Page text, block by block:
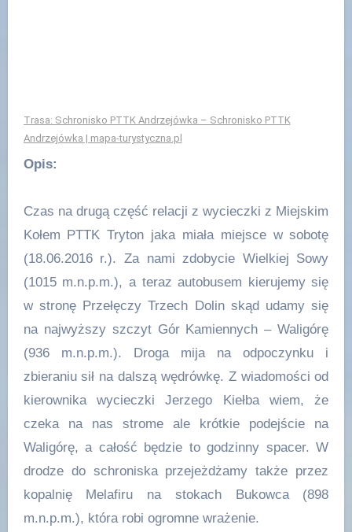
Trasa: Schronisko PTTK Andrzejówka – Schronisko PTTK
Andrzejówka | mapa-turystyczna.pl
Opis:
Czas na drugą część relacji z wycieczki z Miejskim
Kołem PTTK Tryton jaka miała miejsce w sobotę
(18.06.2016 r.). Za nami zdobycie Wielkiej Sowy
(1015 m.n.p.m.), a teraz autobusem kierujemy się
w stronę Przełęczy Trzech Dolin skąd udamy się
na najwyższy szczyt Gór Kamiennych – Waligórę
(936 m.n.p.m.). Droga mija na odpoczynku i
zbieraniu sił na dalszą wędrówkę. Z wiadomości od
kierownika wycieczki Jerzego Kiełba wiem, że
czeka na nas strome ale krótkie podejście na
Waligórę, a całość będzie to godzinny spacer. W
drodze do schroniska przejeżdżamy także przez
kopalnię Melafiru na stokach Bukowca (898
m.n.p.m.), która robi ogromne wrażenie.